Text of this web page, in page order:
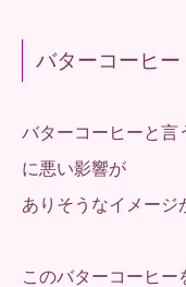
バターコーヒー
バターコーヒーと言
に悪い影響が
ありそうなイメージ
このバターコーヒー